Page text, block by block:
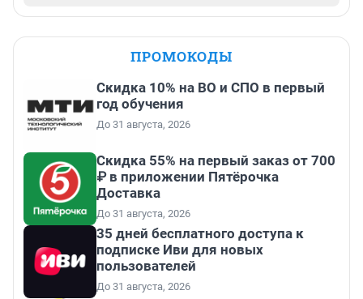
ПРОМОКОДЫ
Скидка 10% на ВО и СПО в первый
год обучения
До 31 августа, 2026
Скидка 55% на первый заказ от 700
₽ в приложении Пятёрочка
Доставка
До 31 августа, 2026
35 дней бесплатного доступа к
подписке Иви для новых
пользователей
До 31 августа, 2026